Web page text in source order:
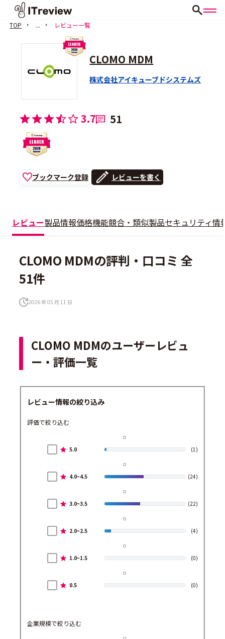
TOP ... レビュー一覧
CLOMO MDM
株式会社アイキューブドシステムズ
3.7 51
ブックマーク登録 レビューを書く
レビュー製品情報価格機能競合・類似製品セキュリティ情
CLOMO MDMの評判・口コミ 全
51件
2026 年 05 月 11 日
CLOMO MDMのユーザーレビュ
ー・評価一覧
レビュー情報の絞り込み
評価で絞り込む
5.0 (1)
4.0~4.5 (24)
3.0~3.5 (22)
2.0~2.5 (4)
1.0~1.5 (0)
0.5 (0)
企業規模で絞り込む